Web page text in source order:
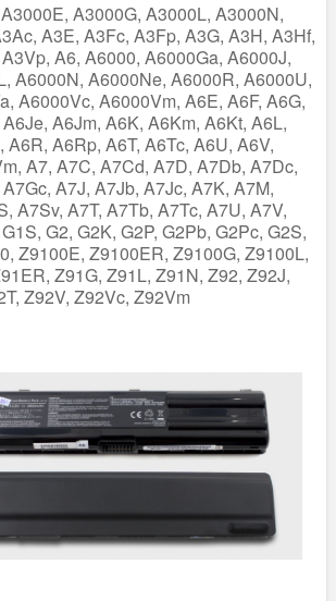
A3000G, A3000L, A3000N,
A3E, A3Fc, A3Fp, A3G, A3H, A3Hf,
A6, A6000, A6000Ga, A6000J,
A6000N, A6000Ne, A6000R, A6000U,
A6000Vc, A6000Vm, A6E, A6F, A6G,
A6Jm, A6K, A6Km, A6Kt, A6L,
A6Rp, A6T, A6Tc, A6U, A6V,
A7, A7C, A7Cd, A7D, A7Db, A7Dc,
A7J, A7Jb, A7Jc, A7K, A7M,
A7Sv, A7T, A7Tb, A7Tc, A7U, A7V,
G2, G2K, G2P, G2Pb, G2Pc, G2S,
Z9100E, Z9100ER, Z9100G, Z9100L,
Z91G, Z91L, Z91N, Z92, Z92J,
Z92V, Z92Vc, Z92Vm